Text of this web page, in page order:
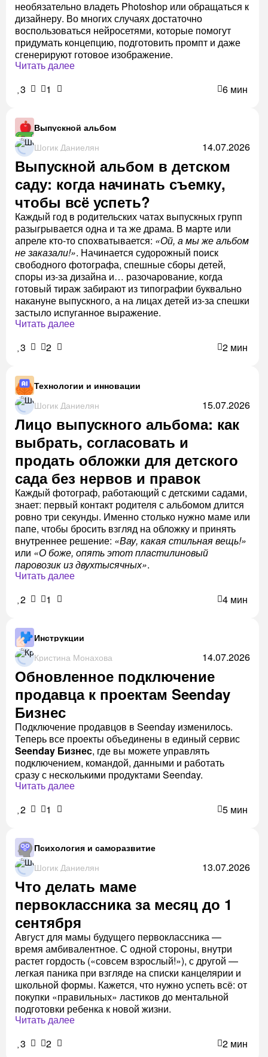
необязательно владеть Photoshop или обращаться к
дизайнеру. Во многих случаях достаточно
воспользоваться нейросетями, которые помогут
придумать концепцию, подготовить промпт и даже
сгенерируют готовое изображение.
Читать далее
3
1 6 мин
Выпускной альбом
Шогик Даниелян
14.07.2026
Выпускной альбом в детском
саду: когда начинать съемку,
чтобы всё успеть?
Каждый год в родительских чатах выпускных групп
разыгрывается одна и та же драма. В марте или
апреле кто-то спохватывается: «Ой, а мы же альбом
не заказали!». Начинается судорожный поиск
свободного фотографа, спешные сборы детей,
споры из-за дизайна и… разочарование, когда
готовый тираж забирают из типографии буквально
накануне выпускного, а на лицах детей из-за спешки
застыло испуганное выражение.
Читать далее
3
2 2 мин
Технологии и инновации
Шогик Даниелян
15.07.2026
Лицо выпускного альбома: как
выбрать, согласовать и
продать обложки для детского
сада без нервов и правок
Каждый фотограф, работающий с детскими садами,
знает: первый контакт родителя с альбомом длится
ровно три секунды. Именно столько нужно маме или
папе, чтобы бросить взгляд на обложку и принять
внутреннее решение: «Вау, какая стильная вещь!»
или «О боже, опять этот пластилиновый
паровозик из двухтысячных».
Читать далее
2
1 4 мин
Инструкции
Кристина Монахова
14.07.2026
Обновленное подключение
продавца к проектам Seenday
Бизнес
Подключение продавцов в Seenday изменилось.
Теперь все проекты объединены в единый сервис
Seenday Бизнес, где вы можете управлять
подключением, командой, данными и работать
сразу с несколькими продуктами Seenday.
Читать далее
2
1 5 мин
Психология и саморазвитие
Шогик Даниелян
13.07.2026
Что делать маме
первоклассника за месяц до 1
сентября
Август для мамы будущего первоклассника —
время амбивалентное. С одной стороны, внутри
растет гордость («совсем взрослый!»), с другой —
легкая паника при взгляде на списки канцелярии и
школьной формы. Кажется, что нужно успеть всё: от
покупки «правильных» ластиков до ментальной
подготовки ребенка к новой жизни.
Читать далее
3
2 2 мин